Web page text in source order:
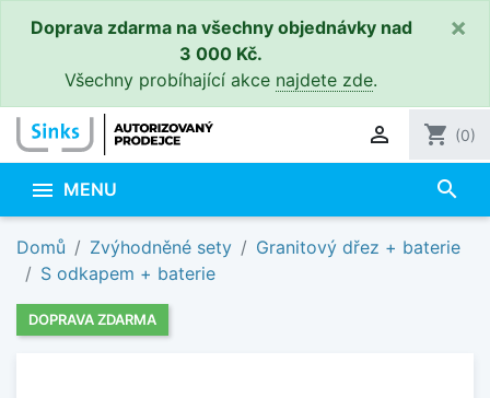
Doprava zdarma na všechny objednávky nad
3 000 Kč.
Všechny probíhající akce najdete zde.
×
 shopping_cart (0)
 MENU search
Domů Zvýhodněné sety
Granitový dřez + baterie
S odkapem + baterie
DOPRAVA ZDARMA